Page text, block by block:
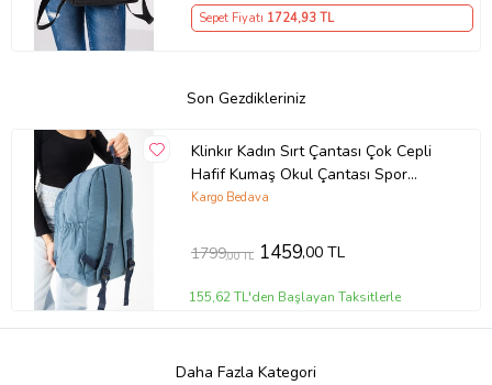
Sepet Fiyatı 1724,93 TL
Son Gezdikleriniz
Klinkır Kadın Sırt Çantası Çok Cepli
Hafif Kumaş Okul Çantası Spor
Seyahat Çantası Çok Cepli Hafif
Kargo Bedava
1799,00 TL 1459,00 TL
155,62 TL'den Başlayan Taksitlerle
Daha Fazla Kategori